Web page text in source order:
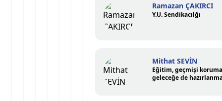
Ramazan ÇAKIRCI
Y.U. Sendikacılğı
Mithat SEVİN
Eğitim, geçmişi
geleceğe de